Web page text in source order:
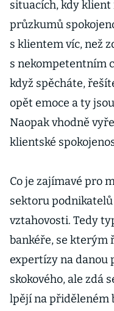
situacích, kdy klient
průzkumů
s klientem víc, než
s nekompetentním
když spěcháte,
opět emoce a ty
Naopak vhodně
klientské
Co je zajímavé pro
sektoru
vztahovosti. Tedy
bankéře, se kterým
expertízy na danou
skokového, ale zdá
lpějí na přiděleném